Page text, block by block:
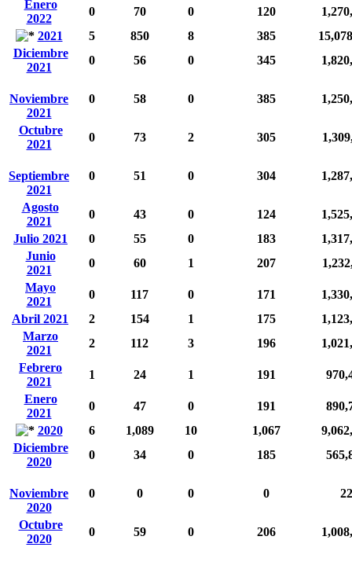
Enero
2022
0 70 0 120
2021
5 850 8 385
Diciembre
2021
0 56 0 345
Noviembre
2021
0 58 0 385
Octubre
2021
0 73 2 305
Septiembre
2021
0 51 0 304
Agosto
2021
0 43 0 124
Julio 2021
0 55 0 183
Junio
2021
0 60 1 207
Mayo
2021
0 117 0 171
Abril 2021
2 154 1 175
Marzo
2021
2 112 3 196
Febrero
2021
1 24 1 191
Enero
2021
0 47 0 191
2020
6 1,089 10 1,067
Diciembre
2020
0 34 0 185
Noviembre
2020
0 0 0 0 22
Octubre
2020
0 59 0 206